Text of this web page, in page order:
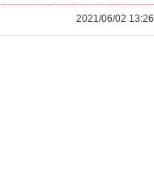
2021/06/02 13:26